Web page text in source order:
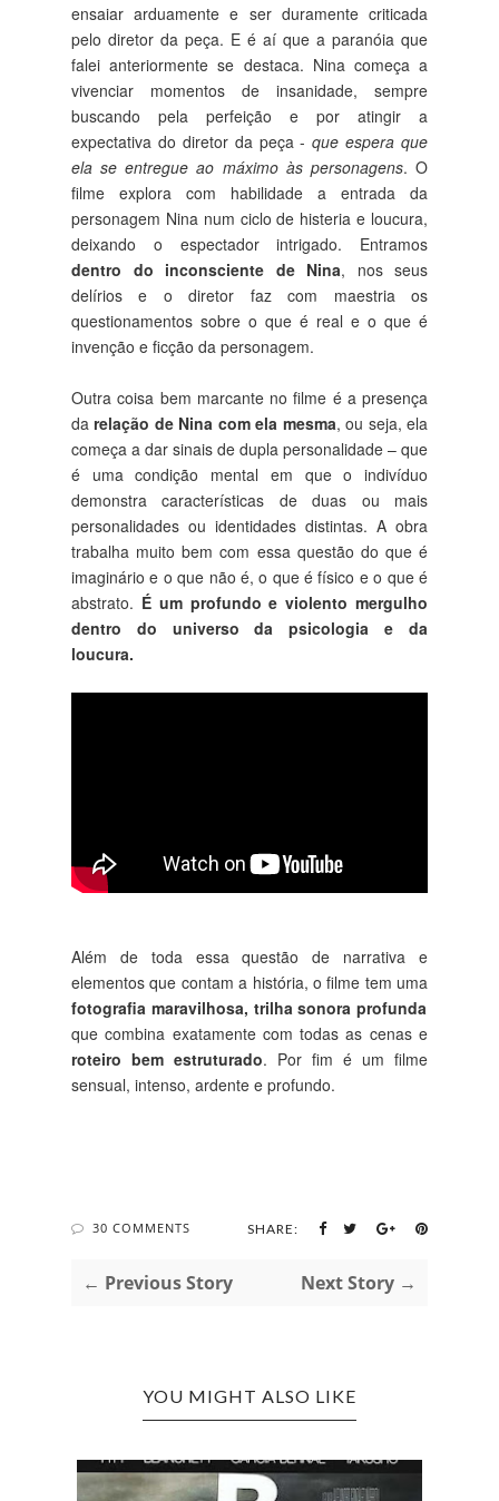
ensaiar arduamente e ser duramente criticada
pelo diretor da peça. E é aí que a paranóia que
falei anteriormente se destaca. Nina começa a
vivenciar momentos de insanidade, sempre
buscando pela perfeição e por atingir a
expectativa do diretor da peça -que espera que
ela se entregue ao máximo às personagens. O
filme explora com habilidade a entrada da
personagem Nina num ciclo de histeria e loucura,
deixando o espectador intrigado. Entramos
dentro do inconsciente de Nina, nos seus
delírios e o diretor faz com maestria os
questionamentos sobre o que é real e o que é
invenção e ficção da personagem.
Outra coisa bem marcante no filme é a presença
da relação de Nina com ela mesma, ou seja, ela
começa a dar sinais de dupla personalidade – que
é uma condição mental em que o indivíduo
demonstra características de duas ou mais
personalidades ou identidades distintas. A obra
trabalha muito bem com essa questão do que é
imaginário e o que não é, o que é físico e o que é
abstrato. É um profundo e violento mergulho
dentro do universo da psicologia e da
loucura.
Além de toda essa questão de narrativa e
elementos que contam a história, o filme tem uma
fotografia maravilhosa, trilha sonora profunda
que combina exatamente com todas as cenas e
roteiro bem estruturado. Por fim é um filme
sensual, intenso, ardente e profundo.
30 COMMENTS SHARE:
← Previous Story Next Story →
YOU MIGHT ALSO LIKE